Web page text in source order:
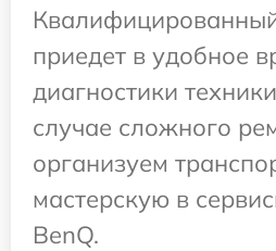
приедет в удобное
диагностики
случае сложного
организуем
мастерскую в
BenQ.